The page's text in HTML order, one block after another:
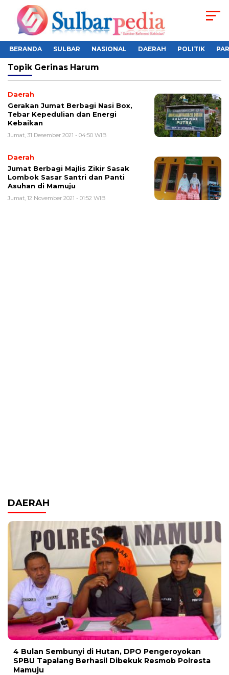
BERANDA SULBAR NASIONAL DAERAH POLITIK
Topik Gerinas Harum
Daerah
Gerakan Jumat Berbagi Nasi Box,
Tebar Kepedulian dan Energi
Kebaikan
Jumat, 31 Desember 2021 - 04:50 WIB
Daerah
Jumat Berbagi Majlis Zikir Sasak
Lombok Sasar Santri dan Panti
Asuhan di Mamuju
Jumat, 12 November 2021 - 01:52 WIB
DAERAH
4 Bulan Sembunyi di Hutan, DPO Pengeroyokan
SPBU Tapalang Berhasil Dibekuk Resmob Polresta
Mamuju